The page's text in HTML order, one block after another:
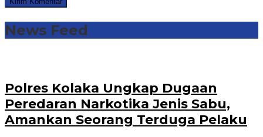
News Feed
Polres Kolaka Ungkap Dugaan
Peredaran Narkotika Jenis Sabu,
Amankan Seorang Terduga Pelaku